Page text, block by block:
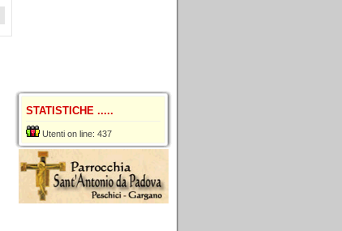
STATISTICHE .....
Utenti on line: 437